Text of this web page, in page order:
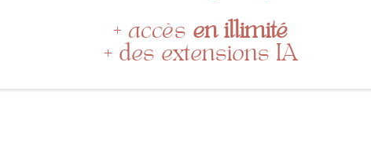
+ accès en illimité
+ des extensions IA